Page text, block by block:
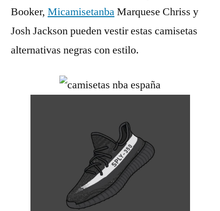
Booker, MicamisetanbaMarquese Chriss y
Josh Jackson pueden vestir estas camisetas
alternativas negras con estilo.